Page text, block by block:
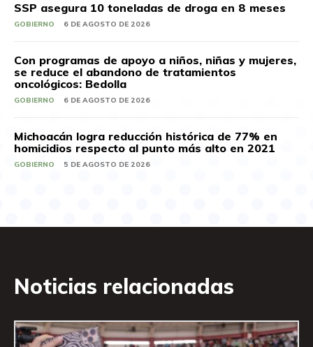
SSP asegura 10 toneladas de droga en 8 meses
GOBIERNO 6 DE AGOSTO DE 2026
Con programas de apoyo a niños, niñas y mujeres,
se reduce el abandono de tratamientos
oncológicos: Bedolla
GOBIERNO 6 DE AGOSTO DE 2026
Michoacán logra reducción histórica de 77% en
homicidios respecto al punto más alto en 2021
GOBIERNO 5 DE AGOSTO DE 2026
Noticias relacionadas